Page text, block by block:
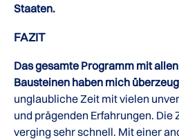
Staaten.
FAZIT
Das gesamte Programm mit
Bausteinen haben mich
unglaubliche Zeit mit vielen
und prägenden Erfahrungen. Die
verging sehr schnell. Mit einer